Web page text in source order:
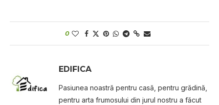
0
EDIFICA
Pasiunea noastră pentru casă, pentru grădină,
pentru arta frumosului din jurul nostru a făcut